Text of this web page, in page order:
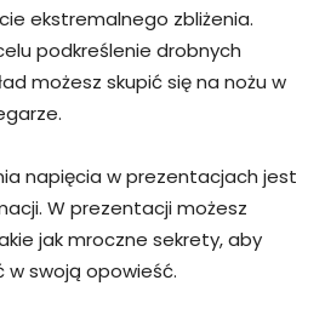
ekstremalnego zbliżenia.
podkreślenie drobnych
możesz skupić się na nożu w
napięcia w prezentacjach jest
W prezentacji możesz
jak mroczne sekrety, aby
swoją opowieść.